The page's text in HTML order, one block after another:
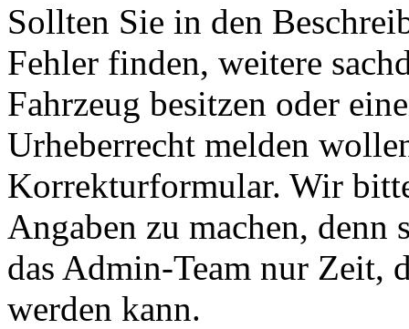
Sollten Sie in den
Fehler finden, weitere
Fahrzeug besitzen oder
Urheberrecht melden
Korrekturformular. Wir
Angaben zu machen,
das Admin-Team nur Zeit,
werden kann.